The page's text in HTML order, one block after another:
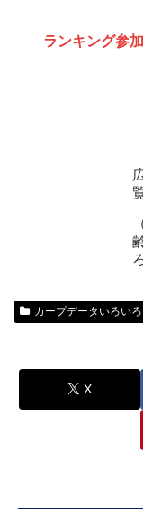
ランキング参
カープデータいろいろ
X